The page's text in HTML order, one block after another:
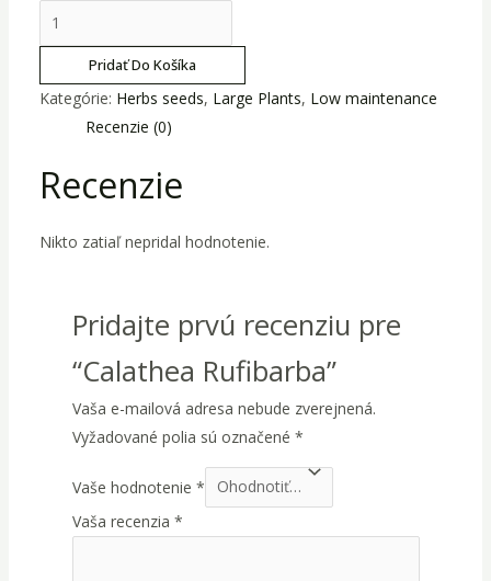
množstvo
Calathea
RufibarbaPridať Do Košíka
Kategórie: Herbs seeds, Large Plants, Low maintenance
Recenzie (0)
Recenzie
Nikto zatiaľ nepridal hodnotenie.
Pridajte prvú recenziu pre
“Calathea Rufibarba”
Vaša e-mailová adresa nebude zverejnená.
Vyžadované polia sú označené *
Vaše hodnotenie *
Vaša recenzia *